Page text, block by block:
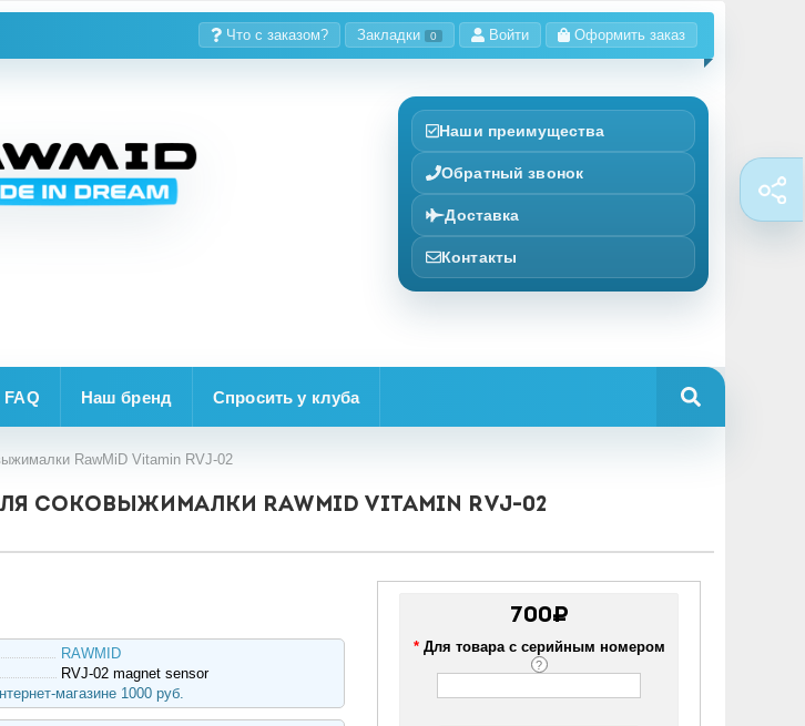
Что с заказом? Закладки 0 Войти Оформить заказ
Наши преимущества
Обратный звонок
Доставка
Контакты
FAQ Наш бренд Спросить у клуба
RawMiD Vitamin RVJ-02
соковыжималки RAWMID Vitamin RVJ-02
700₽
* Для товара с серийным номером
?
RAWMID
RVJ-02 magnet sensor
магазине 1000 руб.